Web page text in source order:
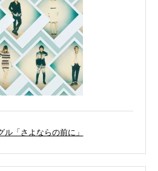
「さよならの前に」